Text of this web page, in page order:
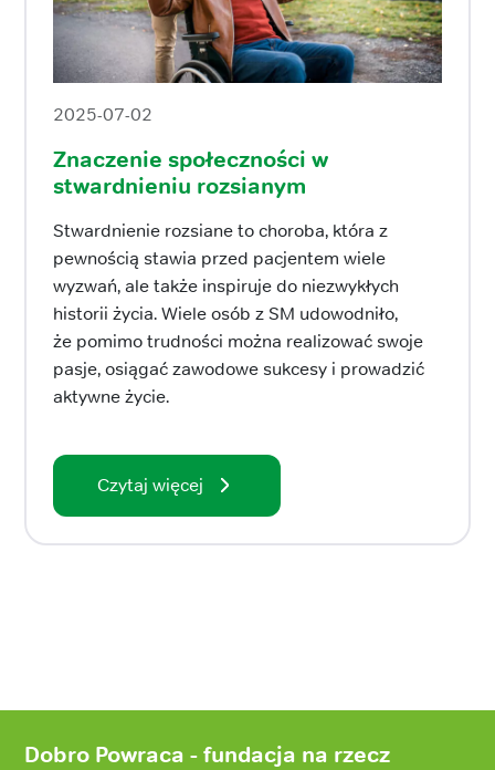
2025-07-02
Znaczenie społeczności w
stwardnieniu rozsianym
Stwardnienie rozsiane to choroba, która z
pewnością stawia przed pacjentem wiele
wyzwań, ale także inspiruje do niezwykłych
historii życia. Wiele osób z SM udowodniło,
że pomimo trudności można realizować swoje
pasje, osiągać zawodowe sukcesy i prowadzić
aktywne życie.
Czytaj więcej
stronyDobro Powraca - fundacja na rzecz